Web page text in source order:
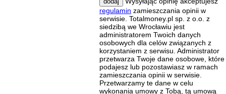
regulamin zamieszczania opinii w
serwisie. Totalmoney.pl sp. z o.o. z
siedzibą we Wrocławiu jest
administratorem Twoich danych
osobowych dla celów związanych z
korzystaniem z serwisu. Administrator
przetwarza Twoje dane osobowe, które
podajesz lub pozostawiasz w ramach
zamieszczania opinii w serwisie.
Przetwarzamy te dane w celu
wykonania umowy z Tobą, tą umową